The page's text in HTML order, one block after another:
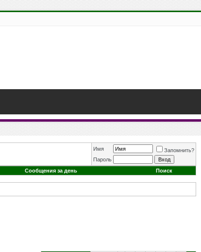
Имя
Запомнить?
Пароль
Сообщения за день Поиск